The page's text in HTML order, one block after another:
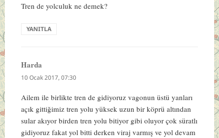
Tren de yolculuk ne demek?
YANITLA
Harda
ki:
10 Ocak 2017, 07:30
Ailem ile birlikte tren de gidiyoruz vagonun üstü yanları
açık gittiğimiz tren yolu yüksek uzun bir köprü altından
sular akıyor birden tren yolu bitiyor gibi oluyor çok süratlı
gidiyoruz fakat yol bitti derken viraj varmış ve yol devam